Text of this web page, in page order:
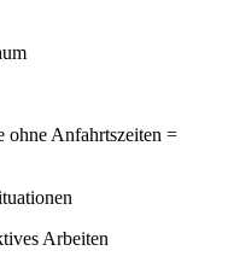
ohne Anfahrtszeiten =
Arbeiten